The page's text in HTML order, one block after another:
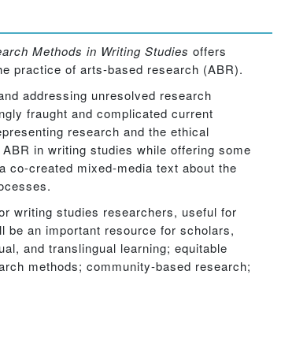
Methods in Writing Studies offers
practice of arts-based research (ABR).
addressing unresolved research
fraught and complicated current
research and the ethical
in writing studies while offering some
created mixed-media text about the
writing studies researchers, useful for
an important resource for scholars,
and translingual learning; equitable
methods; community-based research;